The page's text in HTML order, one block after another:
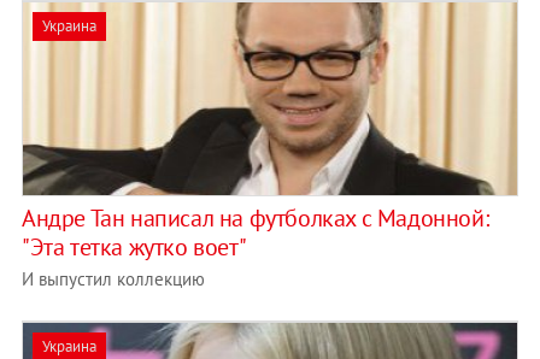
Украина
Андре Тан написал на футболках с Мадонной:
"Эта тетка жутко воет"
И выпустил коллекцию
Украина